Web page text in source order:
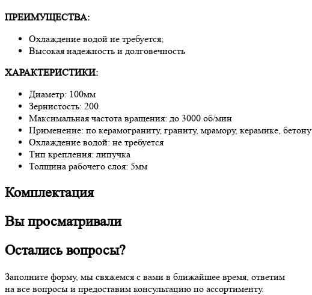
ПРЕИМУЩЕСТВА:
Охлаждение водой не требуется;
Высокая надежность и долговечность
ХАРАКТЕРИСТИКИ:
Диаметр: 100мм
Зернистость: 200
Максимальная частота вращения: до 3000 об/мин
Применение: по керамограниту, граниту, мрамору, керамике, бетону
Охлаждение водой: не требуется
Тип крепления: липучка
Толщина рабочего слоя: 5мм
Комплектация
Вы просматривали
Остались вопросы?
Заполните форму, мы свяжемся с вами в ближайшее время, ответим
на все вопросы и предоставим консультацию по ассортименту.